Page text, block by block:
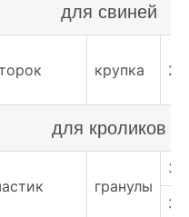
для свиней
крупка
для кроликов
гранулы